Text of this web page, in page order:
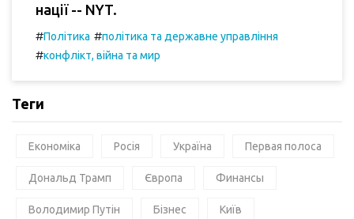
нації -- NYT.
#Політика #політика та державне управління
#конфлікт, війна та мир
Теги
Економіка Росія Україна Первая полоса
Дональд Трамп Європа Финансы
Володимир Путін Бізнес Київ